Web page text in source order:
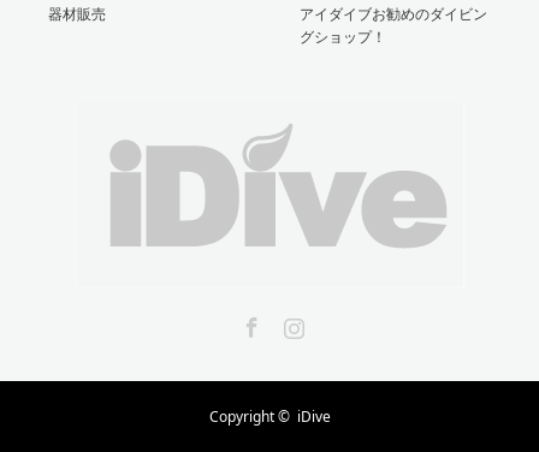
器材販売
アイダイブお勧めのダイビン
グショップ！
Copyright © iDive